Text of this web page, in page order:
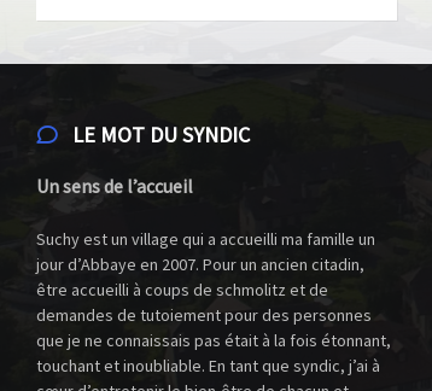
LE MOT DU SYNDIC
Un sens de l’accueil
Suchy est un village qui a accueilli ma famille un
jour d’Abbaye en 2007. Pour un ancien citadin,
être accueilli à coups de schmolitz et de
demandes de tutoiement pour des personnes
que je ne connaissais pas était à la fois étonnant,
touchant et inoubliable. En tant que syndic, j’ai à